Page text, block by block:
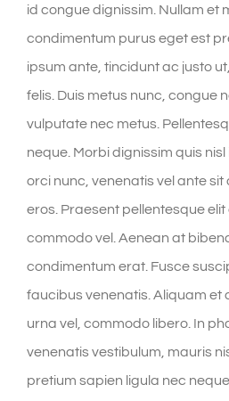
id congue dignissim. Nullam et
condimentum purus eget est
ipsum ante, tincidunt ac justo
felis. Duis metus nunc, congue
vulputate nec metus.
neque. Morbi dignissim quis
orci nunc, venenatis vel ante
eros. Praesent pellentesque
commodo vel. Aenean at
condimentum erat. Fusce
faucibus venenatis. Aliquam et
urna vel, commodo libero. In
venenatis vestibulum, mauris
pretium sapien ligula nec